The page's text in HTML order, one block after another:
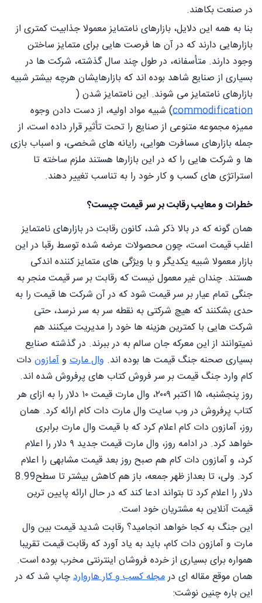
در صنعت بکاهند.
بنا به همه این دلایل، بازارهای نامتمایز معمولا جذابیت کمتری از
بازارهایی دارند که در آن ها فرصت هایی برای متمایز ساختن
وجود دارند. متأسفانه، در طول چند سال گذشته، شرکت ها در
بسیاری از صنایع شاهد بوده اند که بازارهایشان هرچه بیشتر شبیه
بازارهای نامتمایز می شوند. این نامتمایز شدن (
commodification) شبیه مواد اولیه، از دست دادن وجوه
مميزه مجموعه متنوعی از صنایع را تحت تأثیر قرار داده است، از
جمله بازارهای مسافرت هوایی، رایانه های شخصی، و اسباب بازی
ها و شرکت هایی را که در این بازارها هستند ملزم ساخته تا
استراتژی های کسب و کار خود را به تناسب تغییر دهند.
خطرات و معایب رقابت بر سر قیمت چیست؟
همان گونه که در بالا ذکر شد، کانون رقابت در بازارهای نامتمایز
اغلب قیمت است، چون محصولات عرضه شده توسط رقبا در این
بازار معمولا شبیه یکدیگر و با ویژگی های متمایز کننده اندکی
هستند. چندان غیر معمول نیست که رقابت بر سر قیمت منجر به
جنگی تمام عیار بر سر قیمت شود که در آن شرکت ها قیمت را به
حدی بشکنند که هیچ شرکتی به نقطه سر به سر نرسد، حتی
شرکت هایی با کمترین هزینه ها خود را مدیریت میکنند هم
نمیتوانند از این معرکه جان سالم به در ببرند. در گذشته صنایع
بسیاری صحنه جنگ قیمت ها بوده اند. وال مارت وآمازون دات
کام وارد جنگ قیمت بر سر فروش کتاب های پرفروش شده اند.
روز پنجشنبه، ۱۵ اکتبر ۲۰۰۹، وال مارت قیمت ۱۰ دلار را به ازای هر
کتاب پرفروش در وب سایت وال مارت دات کام ارائه کرد. همان
روز، آمازون دات کام اعلام کرد که با قیمت وال مارت برابری
خواهد کرد. در ادامه روز، وال مارت قیمت جدید ۹ دلار را اعلام
کرد، و آمازون دات کام هم صبح روز بعد قیمت مشابهی را اعلام
کرد. ولی، تا بعداز ظهر جمعه، باز هم کاهش بیشتر تا سطح8.99
دلار را اعلام کرد تا بتواند ادعا کند که در حال ارائه پایین ترین
قیمت آنلاین به مشتریان خود است.
این جنگ به کجا خواهد انجامید؟ رقابت شدید قیمت بین وال
مارت و آمازون دات کام، باید به یاد آورد که رقابت قیمت تقریبا
همواره برای بسیاری از خرده فروشان اینترنتی مخرب بوده است.
همان موقع مقاله ای درمجله کسب و کار هارواردچاپ شد که در
این باره چنین نوشت: